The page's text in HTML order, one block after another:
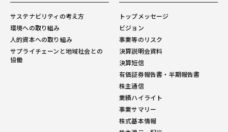
サステナビリティの考え方
環境への取り組み
人的資本への取り組み
サプライチェーンと地域社会との
協働
トップメッセージ
ビジョン
事業等のリスク
決算説明会資料
決算短信
有価証券報告書・半期報告書
株主通信
業績ハイライト
事業サマリー
株式基本情報